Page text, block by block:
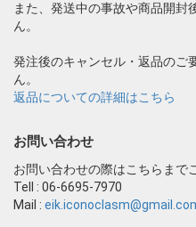
また、発送中の事故や商品開封
ん。
発注後のキャンセル・返品のご
ん。
返品についての詳細はこちら
お問い合わせ
お問い合わせの際はこちらまで
Tell : 06-6695-7970
Mail :